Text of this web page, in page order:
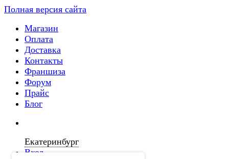
Полная версия сайта
Магазин
Оплата
Доставка
Контакты
Франшиза
Форум
Прайс
Блог
Екатеринбург
Вход